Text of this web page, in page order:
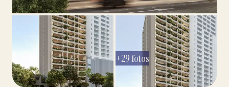
+29fotos